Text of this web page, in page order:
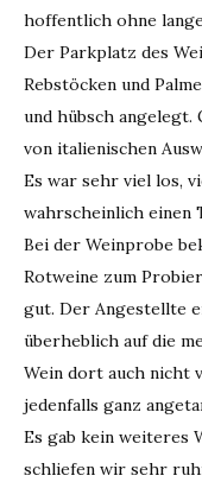
hoffentlich ohne
Der Parkplatz des
Rebstöcken und
und hübsch
von italienischen
Es war sehr viel los,
wahrscheinlich einen
Bei der Weinprobe
Rotweine zum
gut. Der Angestellte
überheblich auf die
Wein dort auch nicht
jedenfalls ganz
Es gab kein weiteres
schliefen wir sehr